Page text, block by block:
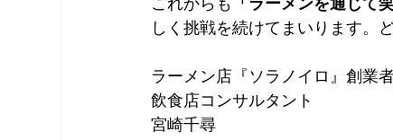
しく挑戦を続けてまいります。
ラーメン店『ソラノイロ』創業
飲食店コンサルタント
宮崎千尋